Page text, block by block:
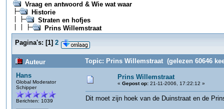
Vraag en antwoord & Wie wat waar
Historie
Straten en hofjes
Prins Willemstraat
Pagina's: [1] 2
Auteur
Topic: Prins Willemstraat (gelezen 60646
Hans
Global Moderator
Schipper
Berichten: 1039
Prins Willemstraat
« Gepost op: 21-11-2006, 17:22:12 »
Dit moet zijn hoek van de Duinstraat en de